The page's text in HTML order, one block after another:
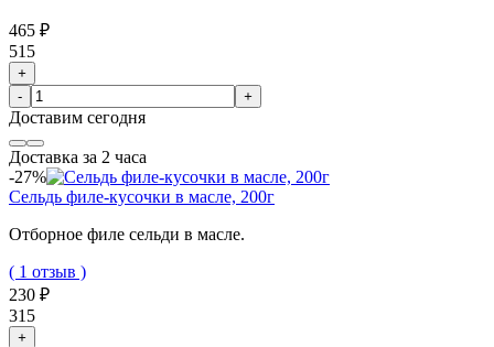
465 ₽
515
+
-
+
Доставим сегодня
Доставка за 2 часа
-27%
Сельдь филе-кусочки в масле, 200г
Отборное филе сельди в масле.
( 1 отзыв )
230 ₽
315
+